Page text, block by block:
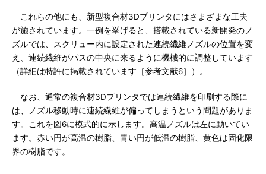
これらの他にも、新型複合材3Dプリンタにはさまざまな工夫
が施されています。一例を挙げると、搭載されている新開発のノ
ズルでは、スクリュー内に設定された連続繊維ノズルの位置を変
え、連続繊維がパスの中央に来るように機械的に調整しています
（詳細は特許に掲載されています［参考文献6］）。
なお、通常の複合材3Dプリンタでは連続繊維を印刷する際に
は、ノズル移動時に連続繊維が偏ってしまうという問題がありま
す。これを図6に模式的に示します。高温ノズルは左に動いてい
ます。赤い円が高温の樹脂、青い円が低温の樹脂、黄色は固化限
界の樹脂です。